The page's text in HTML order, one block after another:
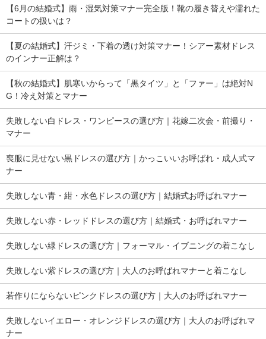
【6月の結婚式】雨・湿気対策マナー完全版！靴の履き替えや濡れた
コートの扱いは？
【夏の結婚式】汗ジミ・下着の透け対策マナー！シアー素材ドレス
のインナー正解は？
【秋の結婚式】肌寒いからって「黒タイツ」と「ファー」は絶対N
G！冷え対策とマナー
失敗しない白ドレス・ワンピースの選び方｜花嫁二次会・前撮り・
マナー
喪服に見せない黒ドレスの選び方｜かっこいいお呼ばれ・成人式マ
ナー
失敗しない青・紺・水色ドレスの選び方｜結婚式お呼ばれマナー
失敗しない赤・レッドドレスの選び方｜結婚式・お呼ばれマナー
失敗しない緑ドレスの選び方｜フォーマル・イブニングの着こなし
失敗しない紫ドレスの選び方｜大人のお呼ばれマナーと着こなし
若作りにならないピンクドレスの選び方｜大人のお呼ばれマナー
失敗しないイエロー・オレンジドレスの選び方｜大人のお呼ばれマ
ナー